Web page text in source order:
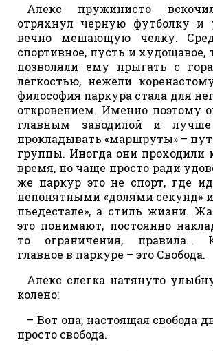
Алекс пружинисто
отряхнул черную футболку и
вечно мешающую челку.
спортивное, пусть и худощавое,
позволяли ему прыгать с
легкостью, нежели
философия паркура стала для
откровением. Именно поэтому
главным заводилой и
прокладывать «маршруты» –
группы. Иногда они
время, но чаще просто ради
же паркур это не спорт, где
непонятными «долями секунд»
пьедестале», а стиль жизни.
это понимают, постоянно
то ограничения, правила…
главное в паркуре – это Свобода.
Алекс слегка натянуто
колено:
– Вот она, настоящая свобода
просто свобода.